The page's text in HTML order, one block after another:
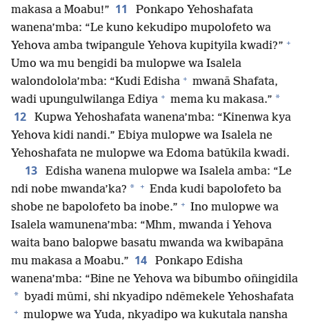
makasa a Moabu!” 11
Ponkapo Yehoshafata
wanena’mba: “Le kuno kekudipo mupolofeto wa
Yehova amba twipangule Yehova kupityila kwadi?” +
Umo wa mu bengidi ba mulopwe wa Isalela
walondolola’mba: “Kudi Edisha + mwanā Shafata,
wadi upungulwilanga Ediya + mema ku makasa.” *
12
Kupwa Yehoshafata wanena’mba: “Kinenwa kya
Yehova kidi nandi.” Ebiya mulopwe wa Isalela ne
Yehoshafata ne mulopwe wa Edoma batūkila kwadi.
13
Edisha wanena mulopwe wa Isalela amba: “Le
ndi nobe mwanda’ka? * + Enda kudi bapolofeto ba
shobe ne bapolofeto ba inobe.” + Ino mulopwe wa
Isalela wamunena’mba: “Mhm, mwanda i Yehova
waita bano balopwe basatu mwanda wa kwibapāna
mu makasa a Moabu.” 14
Ponkapo Edisha
wanena’mba: “Bine ne Yehova wa bibumbo oñingidila
* byadi mūmi, shi nkyadipo ndēmekele Yehoshafata
+ mulopwe wa Yuda, nkyadipo wa kukutala nansha